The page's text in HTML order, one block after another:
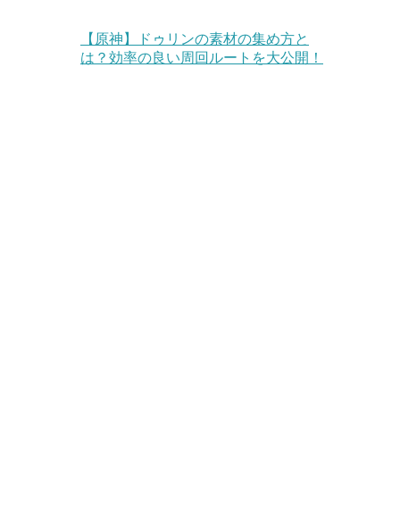
【原神】ドゥリンの素材の集め方と
は？効率の良い周回ルートを大公開！